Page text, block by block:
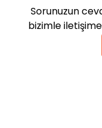
Sorunuzun
bizimle